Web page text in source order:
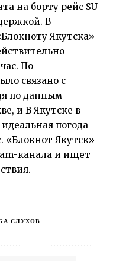
на борту рейс SU
В
Якутска»
По
связано с
по данным
и В Якутске в
погода —
«Блокнот Якутск»
канала и ищет
СЛУХОВ